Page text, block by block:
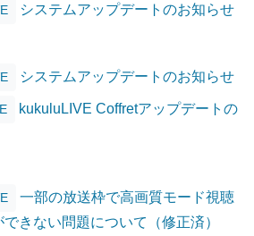
システムアップデートのお知らせ
システムアップデートのお知らせ
kukuluLIVE Coffretアップデートの
一部の放送枠で高画質モード視聴
きない問題について（修正済）